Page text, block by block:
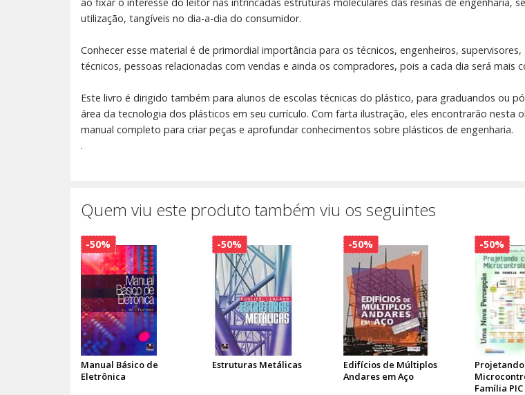
utilização, tangíveis no dia-a-dia do consumidor.
Conhecer esse material é de primordial importância para os técnicos, engenheiros,
técnicos, pessoas relacionadas com vendas e ainda os compradores, pois a cada dia será
Este livro é dirigido também para alunos de escolas técnicas do plástico, para graduandos ou
área da tecnologia dos plásticos em seu currículo. Com farta ilustração, eles encontrarão nesta
manual completo para criar peças e aprofundar conhecimentos sobre plásticos de engenharia.
.
Quem viu este produto também viu os seguintes
Manual Básico de
Eletrônica
-50%
Estruturas Metálicas
-50%
Edifícios de Múltiplos
Andares em Aço
-50%
Família PIC
-50%